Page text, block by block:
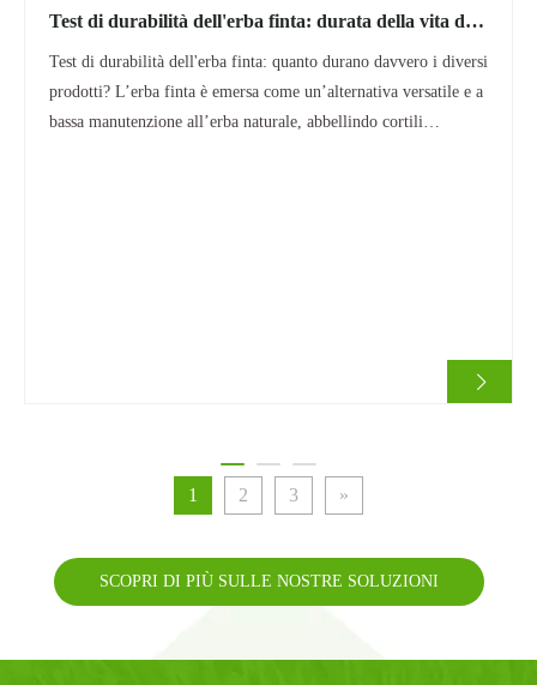
Test di durabilità dell'erba finta: durata della vita del
tappeto erboso del prato
Test di durabilità dell'erba finta: quanto durano davvero i diversi
prodotti? L’erba finta è emersa come un’alternativa versatile e a
bassa manutenzione all’erba naturale, abbellindo cortili
1 2 3 »
SCOPRI DI PIÙ SULLE NOSTRE SOLUZIONI